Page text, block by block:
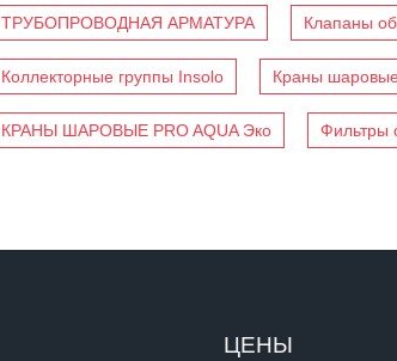
ТРУБОПРОВОДНАЯ АРМАТУРА Клапаны
Коллекторные группы Insolo Краны
КРАНЫ ШАРОВЫЕ PRO AQUA Эко Фильтры
ЦЕНЫ